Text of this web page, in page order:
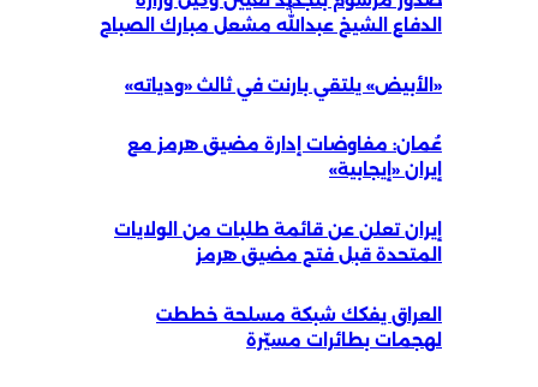
الدفاع الشيخ عبداللّٰه مشعل مبارك الصباح
«الأبيض» يلتقي بارنت في ثالث «ودياته»
عُمان: مفاوضات إدارة مضيق هرمز مع
إيران «إيجابية»
إيران تعلن عن قائمة طلبات من الولايات
المتحدة قبل فتح مضيق هرمز
العراق يفكك شبكة مسلحة خططت
لهجمات بطائرات مسيّرة